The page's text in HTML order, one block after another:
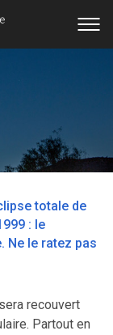
totale de
: le
Ne le ratez pas
recouvert
Partout en